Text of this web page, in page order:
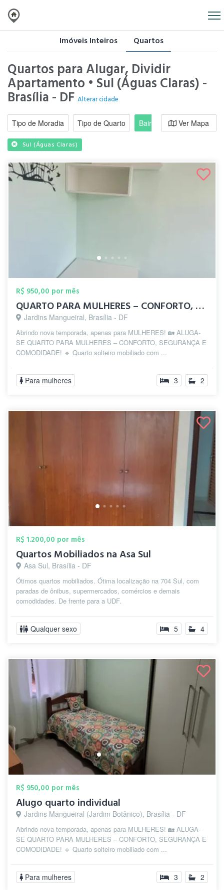
Imóveis Inteiros Quartos
Quartos para Alugar, Dividir
Apartamento • Sul (Águas Claras) -
Brasília - DF Alterar cidade
Tipo de Moradia Tipo de Quarto Bairro / RegiãoVer Mapa
Sul (Águas Claras)
R$ 950,00 por mês
QUARTO PARA MULHERES – CONFORTO, SEGURAN...
Jardins Mangueiral, Brasília - DF
Abrindo nova temporada, apenas para MULHERES! 🏡 ALUGA-
SE QUARTO PARA MULHERES – CONFORTO, SEGURANÇA E
COMODIDADE! 🔹 Quarto solteiro mobiliado com ...
Para mulheres 3 2
R$ 1.200,00 por mês
Quartos Mobiliados na Asa Sul
Asa Sul, Brasília - DF
Ótimos quartos mobiliados. Ótima localização na 704 Sul, com
paradas de ônibus, supermercados, comércios e demais
comodidades. De frente para a UDF.
Qualquer sexo 5 4
R$ 950,00 por mês
Alugo quarto individual
Jardins Mangueiral (Jardim Botânico), Brasília - DF
Abrindo nova temporada, apenas para MULHERES! 🏡 ALUGA-
SE QUARTO PARA MULHERES – CONFORTO, SEGURANÇA E
COMODIDADE! 🔹 Quarto solteiro mobiliado com ...
Para mulheres 3 2